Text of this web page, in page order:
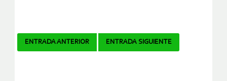
Navegador
ENTRADA ANTERIOR ENTRADA SIGUIENTE